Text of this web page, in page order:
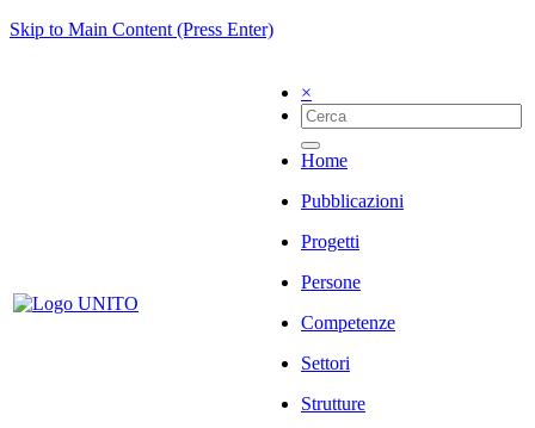
Skip to Main Content (Press Enter)
×
Home
Pubblicazioni
Progetti
Persone
Competenze
Settori
Strutture